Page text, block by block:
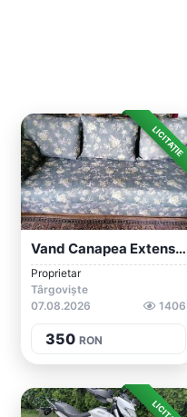
LICITAȚIE
Vand Canapea Extensibila
Proprietar
Târgoviște
07.08.2026
1406
350 RON